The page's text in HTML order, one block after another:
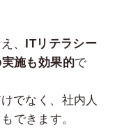
、 ITリテラシー
施も効果的で
でなく、社内人
できます。